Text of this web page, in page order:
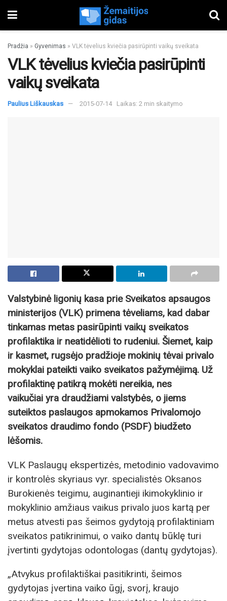
Pradžia » Gyvenimas » VLK tėvelius kviečia pasirūpinti vaikų sveikata
VLK tėvelius kviečia pasirūpinti
vaikų sveikata
Paulius Liškauskas 2015-07-14 Laikas: 2 min skaitymo
Valstybinė ligonių kasa prie Sveikatos apsaugos
ministerijos (VLK) primena tėveliams, kad dabar
tinkamas metas pasirūpinti vaikų sveikatos
profilaktika ir neatidėlioti to rudeniui. Šiemet, kaip
ir kasmet, rugsėjo pradžioje mokinių tėvai privalo
mokyklai pateikti vaiko sveikatos pažymėjimą. Už
profilaktinę patikrą mokėti nereikia, nes
vaikučiai yra draudžiami valstybės, o jiems
suteiktos paslaugos apmokamos Privalomojo
sveikatos draudimo fondo (PSDF) biudžeto
lėšomis.
VLK Paslaugų ekspertizės, metodinio vadovavimo
ir kontrolės skyriaus vyr. specialistės Oksanos
Burokienės teigimu, auginantieji ikimokyklinio ir
mokyklinio amžiaus vaikus privalo juos kartą per
metus atvesti pas šeimos gydytoją profilaktiniam
sveikatos patikrinimui, o vaiko dantų būklę turi
įvertinti gydytojas odontologas (dantų gydytojas).
„Atvykus profilaktiškai pasitikrinti, šeimos
gydytojas įvertina vaiko ūgį, svorį, kraujo